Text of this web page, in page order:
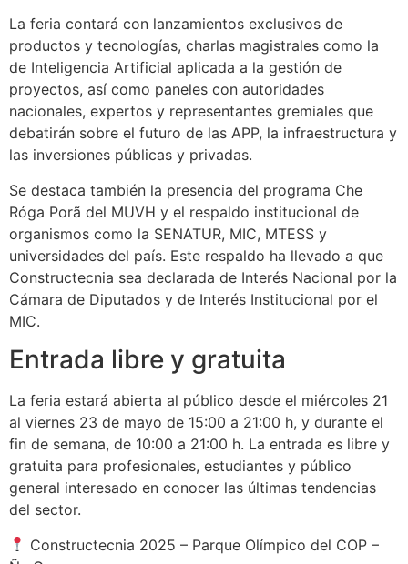
La feria contará con lanzamientos exclusivos de
productos y tecnologías, charlas magistrales como la
de Inteligencia Artificial aplicada a la gestión de
proyectos, así como paneles con autoridades
nacionales, expertos y representantes gremiales que
debatirán sobre el futuro de las APP, la infraestructura y
las inversiones públicas y privadas.
Se destaca también la presencia del programa Che
Róga Porã del MUVH y el respaldo institucional de
organismos como la SENATUR, MIC, MTESS y
universidades del país. Este respaldo ha llevado a que
Constructecnia sea declarada de Interés Nacional por la
Cámara de Diputados y de Interés Institucional por el
MIC.
Entrada libre y gratuita
La feria estará abierta al público desde el miércoles 21
al viernes 23 de mayo de 15:00 a 21:00 h, y durante el
fin de semana, de 10:00 a 21:00 h. La entrada es libre y
gratuita para profesionales, estudiantes y público
general interesado en conocer las últimas tendencias
del sector.
Constructecnia 2025 – Parque Olímpico del COP –